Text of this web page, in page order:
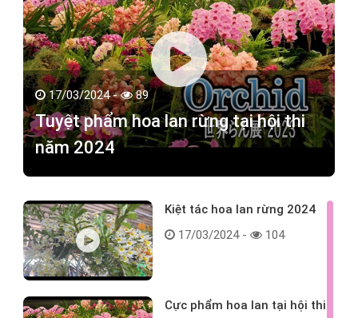
17/03/2024 - 89
Tuyệt phẩm hoa lan rừng tại hội thi
năm 2024
Kiệt tác hoa lan rừng 2024
17/03/2024 -
104
Cực phẩm hoa lan tại hội thi